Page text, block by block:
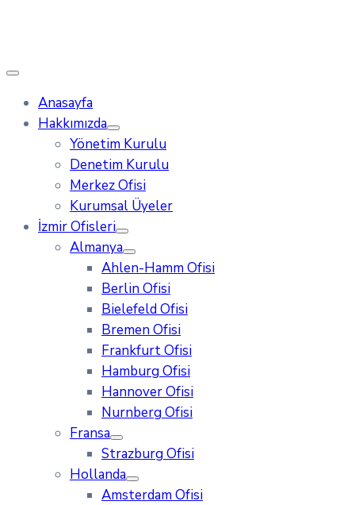
Anasayfa
Hakkımızda
Yönetim Kurulu
Denetim Kurulu
Merkez Ofisi
Kurumsal Üyeler
İzmir Ofisleri
Almanya
Ahlen-Hamm Ofisi
Berlin Ofisi
Bielefeld Ofisi
Bremen Ofisi
Frankfurt Ofisi
Hamburg Ofisi
Hannover Ofisi
Nurnberg Ofisi
Fransa
Strazburg Ofisi
Hollanda
Amsterdam Ofisi